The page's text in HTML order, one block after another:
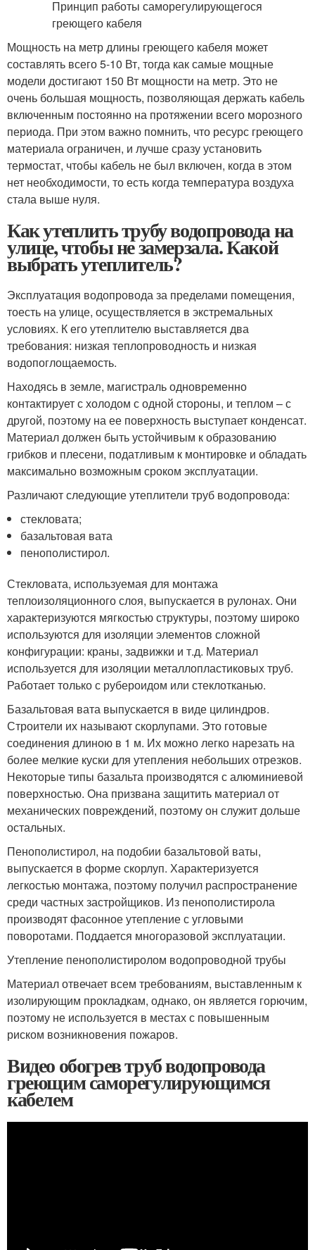
Мощность на метр длины греющего кабеля может
составлять всего 5-10 Вт, тогда как самые мощные
модели достигают 150 Вт мощности на метр. Это не
очень большая мощность, позволяющая держать кабель
включенным постоянно на протяжении всего морозного
периода. При этом важно помнить, что ресурс греющего
материала ограничен, и лучше сразу установить
термостат, чтобы кабель не был включен, когда в этом
нет необходимости, то есть когда температура воздуха
стала выше нуля.
Как утеплить трубу водопровода на
улице, чтобы не замерзала. Какой
выбрать утеплитель?
Эксплуатация водопровода за пределами помещения,
тоесть на улице, осуществляется в экстремальных
условиях. К его утеплителю выставляется два
требования: низкая теплопроводность и низкая
водопоглощаемость.
Находясь в земле, магистраль одновременно
контактирует с холодом с одной стороны, и теплом – с
другой, поэтому на ее поверхность выступает конденсат.
Материал должен быть устойчивым к образованию
грибков и плесени, податливым к монтировке и обладать
максимально возможным сроком эксплуатации.
Различают следующие утеплители труб водопровода:
стекловата;
базальтовая вата
пенополистирол.
Стекловата, используемая для монтажа
теплоизоляционного слоя, выпускается в рулонах. Они
характеризуются мягкостью структуры, поэтому широко
используются для изоляции элементов сложной
конфигурации: краны, задвижки и т.д. Материал
используется для изоляции металлопластиковых труб.
Работает только с рубероидом или стеклотканью.
Базальтовая вата выпускается в виде цилиндров.
Строители их называют скорлупами. Это готовые
соединения длиною в 1 м. Их можно легко нарезать на
более мелкие куски для утепления небольших отрезков.
Некоторые типы базальта производятся с алюминиевой
поверхностью. Она призвана защитить материал от
механических повреждений, поэтому он служит дольше
остальных.
Пенополистирол, на подобии базальтовой ваты,
выпускается в форме скорлуп. Характеризуется
легкостью монтажа, поэтому получил распространение
среди частных застройщиков. Из пенополистирола
производят фасонное утепление с угловыми
поворотами. Поддается многоразовой эксплуатации.
Утепление пенополистиролом водопроводной трубы
Материал отвечает всем требованиям, выставленным к
изолирующим прокладкам, однако, он является горючим,
поэтому не используется в местах с повышенным
риском возникновения пожаров.
Видео обогрев труб водопровода
греющим саморегулирующимся
кабелем